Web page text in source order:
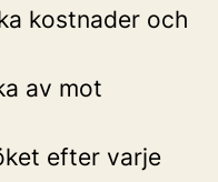
kostnader och
av mot
efter varje